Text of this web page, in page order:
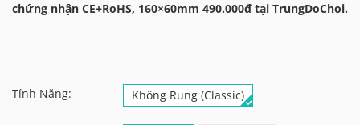
chứng nhận CE+RoHS, 160×60mm 490.000đ tại TrungDoChoi.
Tính Năng: Không Rung (Classic)